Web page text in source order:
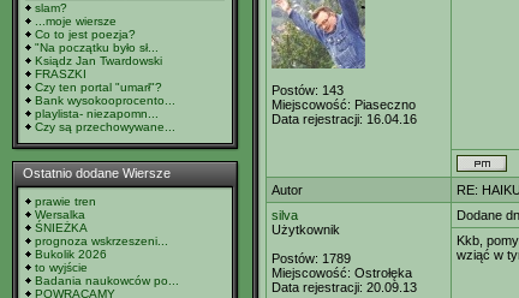
slam?
...moje wiersze
Co to jest poezja?
"Na początku było sł...
Ksiądz Jan Twardowski
FRASZKI
Czy ten portal "umarł"?
Bank wysokooprocento...
playlista- niezapomn...
Czy są przechowywane...
Ostatnio dodane Wiersze
prawie tren
Wersalka
ŚNIEŻKA
prognoza wskrzeszeni...
Bukolik 2026
to wyjście
Badania naukowców po...
POWRACAMY
Postów: 143
Miejscowość: Piaseczno
Data rejestracji: 16.04.16
Autor
RE: HAIKU
silva
Użytkownik
Postów: 1789
Miejscowość: Ostrołęka
Data rejestracji: 20.09.13
Dodane
Kkb,
wziąć w